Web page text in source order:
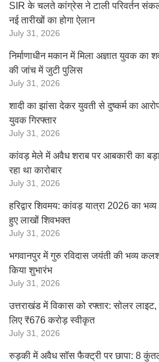
SIR के चलते कांग्रेस ने टाली परिवर्तन
नई तारीखों का होगा ऐलान
July 31, 2026
निर्माणाधीन मकान में मिला अज्ञात युवक
की जांच में जुटी पुलिस
July 31, 2026
शादी का झांसा देकर युवती से दुष्कर्म का
युवक गिरफ्तार
July 31, 2026
कांवड़ मेले में अवैध शराब पर आबकारी का
रहा था कारोबार
July 31, 2026
हरिद्वार शिवमय: कांवड़ यात्रा 2026 का
हुए लाखों शिवभक्त
July 31, 2026
भगवानपुर में गुरु रविदास जयंती की भव्य कलश
किया शुभारंभ
July 31, 2026
उत्तराखंड में विकास को रफ्तार: सोलर
लिए ₹676 करोड़ स्वीकृत
July 31, 2026
रुड़की में अवैध सॉस फैक्ट्री पर छापा: 8